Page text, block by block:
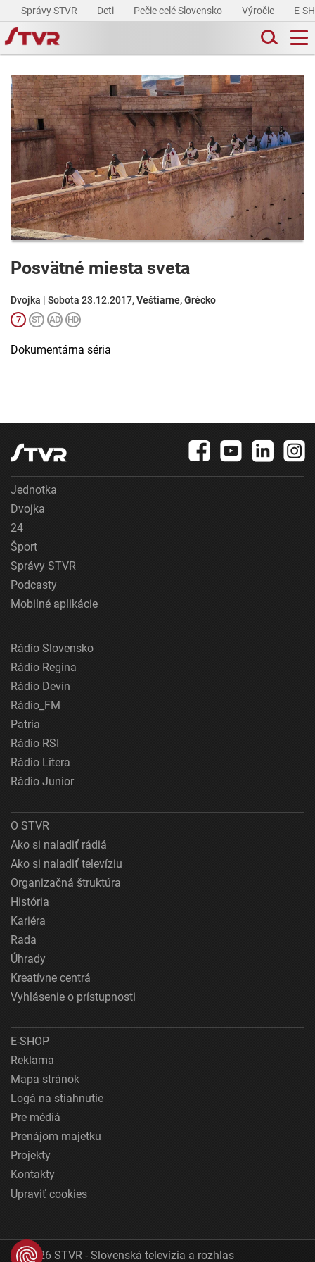
Správy STVR Deti Pečie celé Slovensko Výročie E-
Posvätné miesta sveta
Dvojka | Sobota 23.12.2017,Veštiarne, Grécko
Dokumentárna séria
Jednotka
Dvojka
24
Šport
Správy STVR
Podcasty
Mobilné aplikácie
Rádio Slovensko
Rádio Regina
Rádio Devín
Rádio_FM
Patria
Rádio RSI
Rádio Litera
Rádio Junior
O STVR
Ako si naladiť rádiá
Ako si naladiť televíziu
Organizačná štruktúra
História
Kariéra
Rada
Úhrady
Kreatívne centrá
Vyhlásenie o prístupnosti
E-SHOP
Reklama
Mapa stránok
Logá na stiahnutie
Pre médiá
Prenájom majetku
Projekty
Kontakty
Upraviť cookies
© 2026 STVR - Slovenská televízia a rozhlas